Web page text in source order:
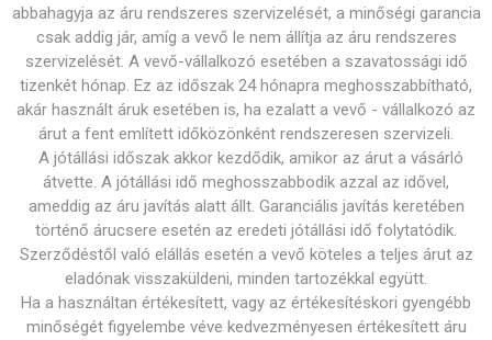
abbahagyja az áru rendszeres szervizelését, a minőségi garancia
csak addig jár, amíg a vevő le nem állítja az áru rendszeres
szervizelését. A vevő-vállalkozó esetében a szavatossági idő
tizenkét hónap. Ez az időszak 24 hónapra meghosszabbítható,
akár használt áruk esetében is, ha ezalatt a vevő - vállalkozó az
árut a fent említett időközönként rendszeresen szervizeli.
A jótállási időszak akkor kezdődik, amikor az árut a vásárló
átvette. A jótállási idő meghosszabbodik azzal az idővel,
ameddig az áru javítás alatt állt. Garanciális javítás keretében
történő árucsere esetén az eredeti jótállási idő folytatódik.
Szerződéstől való elállás esetén a vevő köteles a teljes árut az
eladónak visszaküldeni, minden tartozékkal együtt.
Ha a használtan értékesített, vagy az értékesítéskori gyengébb
minőségét figyelembe véve kedvezményesen értékesített áru